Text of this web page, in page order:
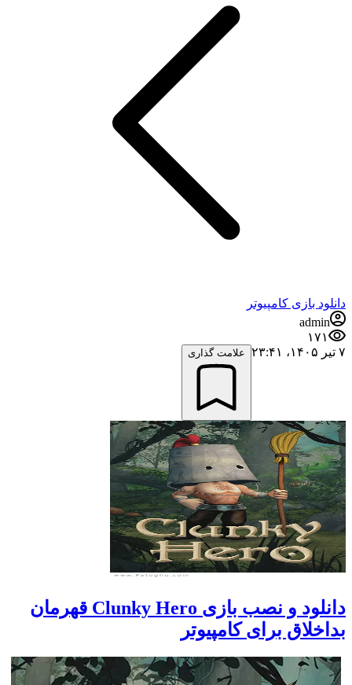
بازی کامپیوتر
admin
۱۷۱
علامت گذاری
دانلود و نصب بازی Clunky Hero قهرمان
برای کامپیوتر